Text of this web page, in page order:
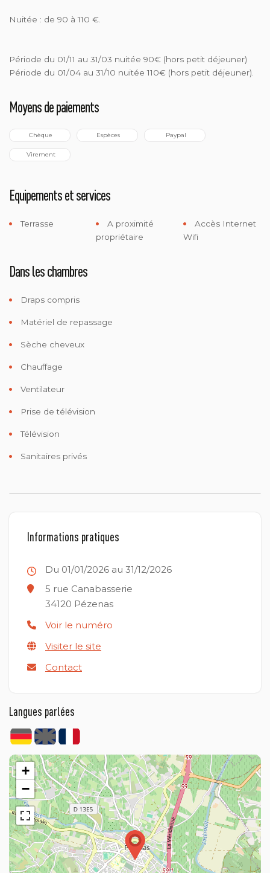
Nuitée : de 90 à 110 €.
Période du 01/11 au 31/03 nuitée 90€ (hors petit déjeuner)
Période du 01/04 au 31/10 nuitée 110€ (hors petit déjeuner).
Moyens de paiements
Chèque Espèces Paypal
Virement
Equipements et services
Terrasse
A proximité
propriétaire
Accès Internet
Wifi
Dans les chambres
Draps compris
Matériel de repassage
Sèche cheveux
Chauffage
Ventilateur
Prise de télévision
Télévision
Sanitaires privés
Informations pratiques
Du 01/01/2026 au 31/12/2026
5 rue Canabasserie
34120 Pézenas
Voir le numéro
Visiter le site
Contact
Langues parlées
+
−